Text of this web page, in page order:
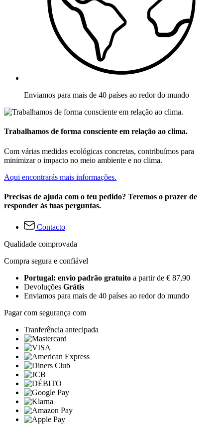
Enviamos para mais de 40 países ao redor do mundo
Trabalhamos de forma consciente em relação ao clima.
Com várias medidas ecológicas concretas, contribuímos para
minimizar o impacto no meio ambiente e no clima.
Aqui encontrarás mais informações.
Precisas de ajuda com o teu pedido? Teremos o prazer de
responder às tuas perguntas.
Contacto
Qualidade comprovada
Compra segura e confiável
Portugal: envio padrão gratuito a partir de € 87,90
Devoluções Grátis
Enviamos para mais de 40 países ao redor do mundo
Pagar com segurança com
Tranferência antecipada